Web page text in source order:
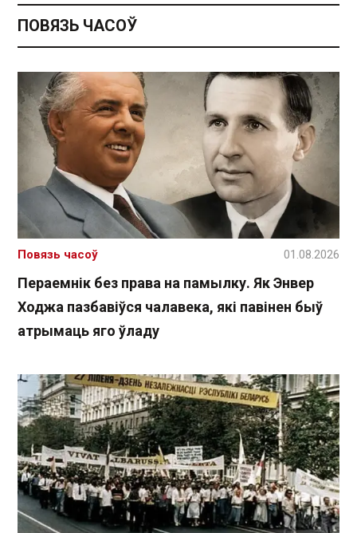
ПОВЯЗЬ ЧАСОЎ
Пераемнік без права на памылку. Як Энвер
Ходжа пазбавіўся чалавека, які павінен быў
атрымаць яго ўладу
Повязь часоў 01.08.2026